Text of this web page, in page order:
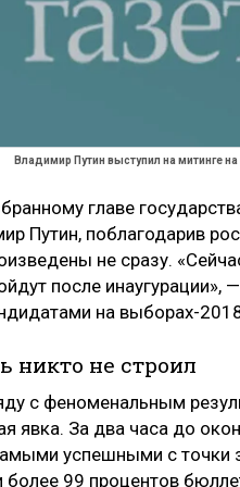
Владимир Путин выступил на митинге
главе
Путин, поблагодарив
не сразу.
после инаугурации»,
на выборах-
никто не строил
с феноменальным
явка. За два часа до
успешными с точки
99 процентов